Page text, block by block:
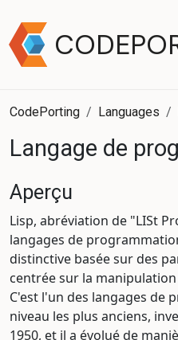
CodePorting Languages
Langage de
Aperçu
Lisp, abréviation de "LISt
langages de
distinctive basée sur des
centrée sur la
C'est l'un des langages de
niveau les plus anciens,
1950, et il a évolué de